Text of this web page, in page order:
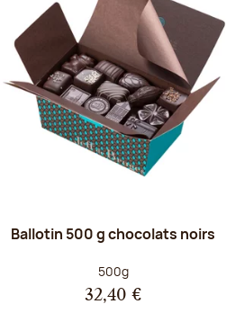
Ballotin 500 g chocolats noirs
Poids net :
500g
32,40 €